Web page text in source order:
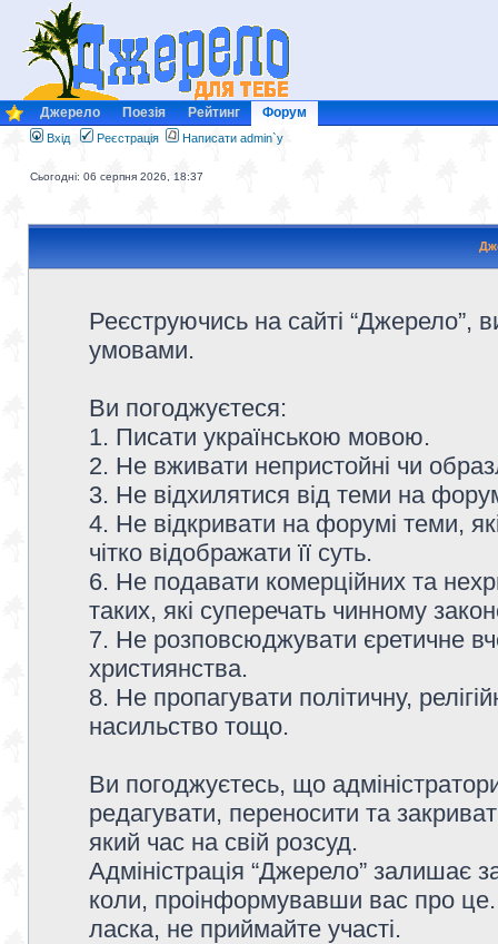
Джерело Поезія Рейтинг Форум
Вхід Реєстрація Написати admin`у
Сьогодні: 06 серпня 2026, 18:37
Реєструючись на сайті “Джерело”,
умовами.
Ви погоджуєтеся:
1. Писати українською мовою.
2. Не вживати непристойні чи
3. Не відхилятися від теми на
4. Не відкривати на форумі теми,
чітко відображати її суть.
6. Не подавати комерційних та
таких, які суперечать чинному
7. Не розповсюджувати єретичне
християнства.
8. Не пропагувати політичну,
насильство тощо.
Ви погоджуєтесь, що
редагувати, переносити та
який час на свій розсуд.
Адміністрація “Джерело” залишає
коли, проінформувавши вас про
ласка, не приймайте участі.